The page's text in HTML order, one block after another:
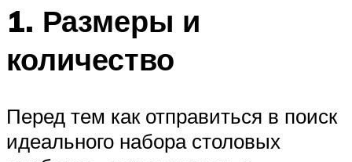
1. Размеры и
количество
Перед тем как отправиться в поиск
идеального набора столовых